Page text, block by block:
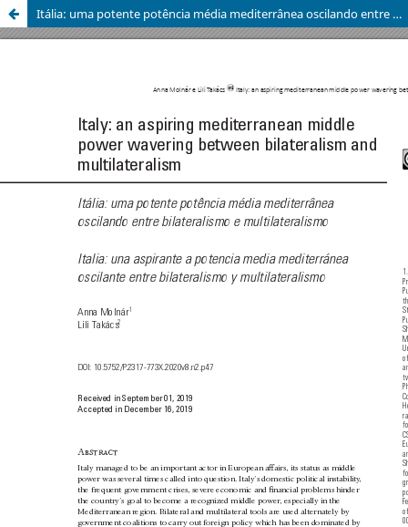
Itália: uma potente potência média mediterrânea oscilando entre bilateralismo e multilateralismo